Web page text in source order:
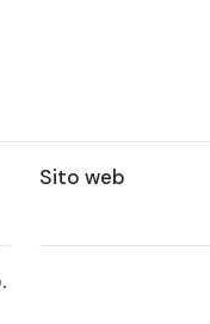
Sito web